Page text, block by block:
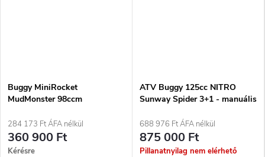
Buggy MiniRocket
MudMonster 98ccm
284 173 Ft ÁFA nélkül
360 900 Ft
Kérésre
ATV Buggy 125cc NITRO
Sunway Spider 3+1 - manuális
688 976 Ft ÁFA nélkül
875 000 Ft
Pillanatnyilag nem elérhető